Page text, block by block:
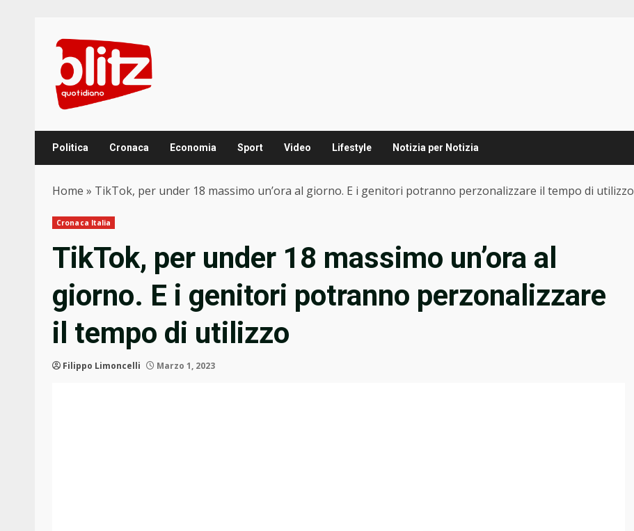
content
Politica Cronaca Economia Sport Video Lifestyle Notizia per Notizia
Home » TikTok, per under 18 massimo un’ora al giorno. E i genitori potranno perzonalizzare il tempo di utilizzo
Cronaca Italia
TikTok, per under 18 massimo un’ora al
giorno. E i genitori potranno perzonalizzare
il tempo di utilizzo
Filippo Limoncelli Marzo 1, 2023